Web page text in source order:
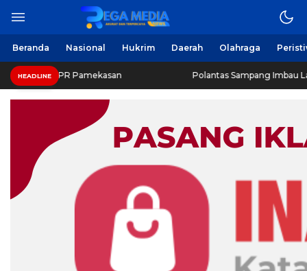
Beranda Nasional Hukrim Daerah Olahraga
HEADLINE
Pamekasan Polantas Sampang Imbau Latihan Gerak